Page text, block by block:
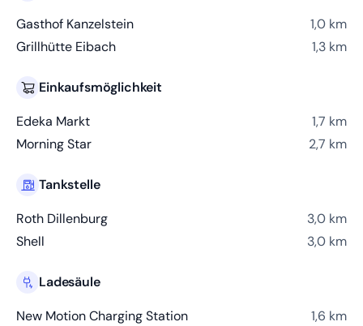
Gasthof Kanzelstein
1,0 km
Grillhütte Eibach
1,3 km
Einkaufsmöglichkeit
Edeka Markt
1,7 km
Morning Star
2,7 km
Tankstelle
Roth Dillenburg
3,0 km
Shell
3,0 km
Ladesäule
New Motion Charging Station
1,6 km